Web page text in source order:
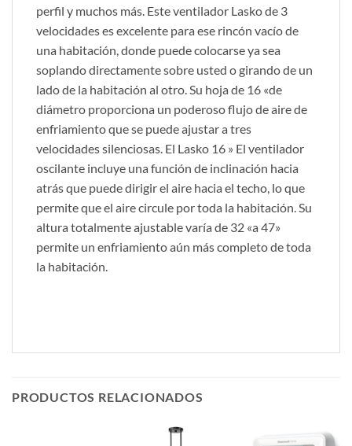
perfil y muchos más. Este ventilador Lasko de 3
velocidades es excelente para ese rincón vacío de
una habitación, donde puede colocarse ya sea
soplando directamente sobre usted o girando de un
lado de la habitación al otro. Su hoja de 16 «de
diámetro proporciona un poderoso flujo de aire de
enfriamiento que se puede ajustar a tres
velocidades silenciosas. El Lasko 16 » El ventilador
oscilante incluye una función de inclinación hacia
atrás que puede dirigir el aire hacia el techo, lo que
permite que el aire circule por toda la habitación. Su
altura totalmente ajustable varía de 32 «a 47»
permite un enfriamiento aún más completo de toda
la habitación.
PRODUCTOS RELACIONADOS